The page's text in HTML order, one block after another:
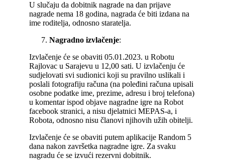
U slučaju da dobitnik nagrade na dan prijave
nagrade nema 18 godina, nagrada će biti izdana na
ime roditelja, odnosno staratelja.
Nagradno izvlačenje:
Izvlačenje će se obaviti 05.01.2023. u Robotu
Rajlovac u Sarajevu u 12,00 sati. U izvlačenju će
sudjelovati svi sudionici koji su pravilno uslikali i
poslali fotografiju računa (na poleđini računa upisali
osobne podatke ime, prezime, adresu i broj telefona)
u komentar ispod objave nagradne igre na Robot
facebook stranici, a nisu djelatnici MEPAS-a, i
Robota, odnosno nisu članovi njihovih užih obitelji.
Izvlačenje će se obaviti putem aplikacije Random 5
dana nakon završetka nagradne igre. Za svaku
nagradu će se izvući rezervni dobitnik.